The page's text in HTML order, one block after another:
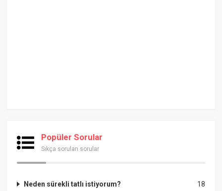
Popüler Sorular
Sıkça sorulan sorular
18
Neden sürekli tatlı istiyorum?